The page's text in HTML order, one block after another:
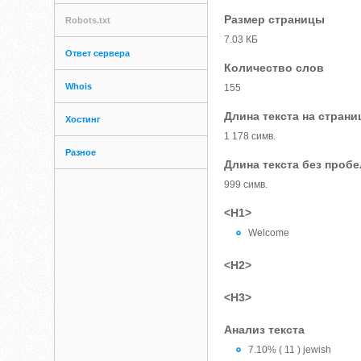
Robots.txt
Ответ сервера
Whois
Хостинг
Разное
Размер страницы
7.03 КБ
Количество слов
155
Длина текста на
1 178 симв.
Длина текста без
999 симв.
<H1>
Welcome
<H2>
<H3>
Анализ текста
7.10% ( 11 ) jewish